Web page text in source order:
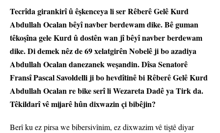
Tecrîda girankirî û êşkenceya li ser Rêberê Gelê Kurd
Abdullah Ocalan bêyî navber berdewam dike. Bê guman
têkoşîna gele Kurd û dostên wan jî bêyî navber berdewam
dike. Di demek nêz de 69 xelatgirên Nobelê ji bo azadiya
Abdullah Ocalan danezanek weşandin. Dîsa Senatorê
Fransî Pascal Savoldelli ji bo hevdîtinê bi Rêberê Gelê Kurd
Abdullah Ocalan re bike serî li Wezareta Dadê ya Tirk da.
Têkildarî vê mijarê hûn dixwazin çi bibêjin?
Berî ku ez pirsa we bibersivînim, ez dixwazim vê tiştê diyar